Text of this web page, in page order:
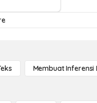
Membuat Inferensi